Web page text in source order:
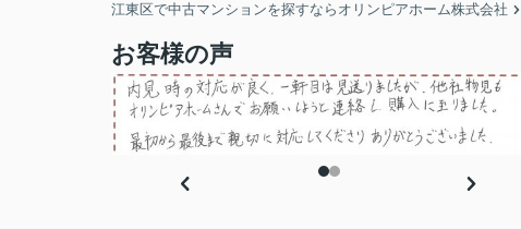
江東区で中古マンションを探すならオリンピアホーム株式会社
お客様の声